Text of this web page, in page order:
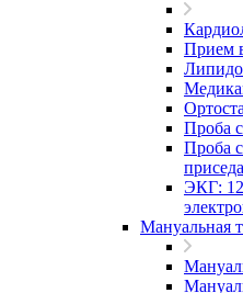
Прием
Проба
Проба
ЭКГ:
Мануальная